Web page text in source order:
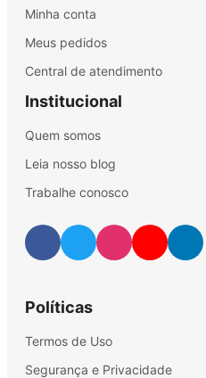
Minha conta
Meus pedidos
Central de atendimento
Institucional
Quem somos
Leia nosso blog
Trabalhe conosco
Políticas
Termos de Uso
Segurança e Privacidade